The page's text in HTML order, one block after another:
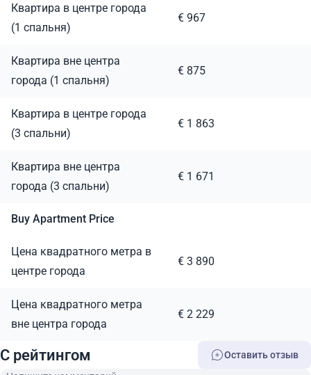
Квартира в центре города
(1 спальня)
€ 967
Квартира вне центра
города (1 спальня)
€ 875
Квартира в центре города
(3 спальни)
€ 1 863
Квартира вне центра
города (3 спальни)
€ 1 671
Buy Apartment Price
Цена квадратного метра в
центре города
€ 3 890
Цена квадратного метра
вне центра города
€ 2 229
C рейтингом Оставить отзыв